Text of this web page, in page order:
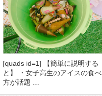
[quads id=1] 【簡単に説明する
と】 ・女子高生のアイスの食べ
方が話題 …